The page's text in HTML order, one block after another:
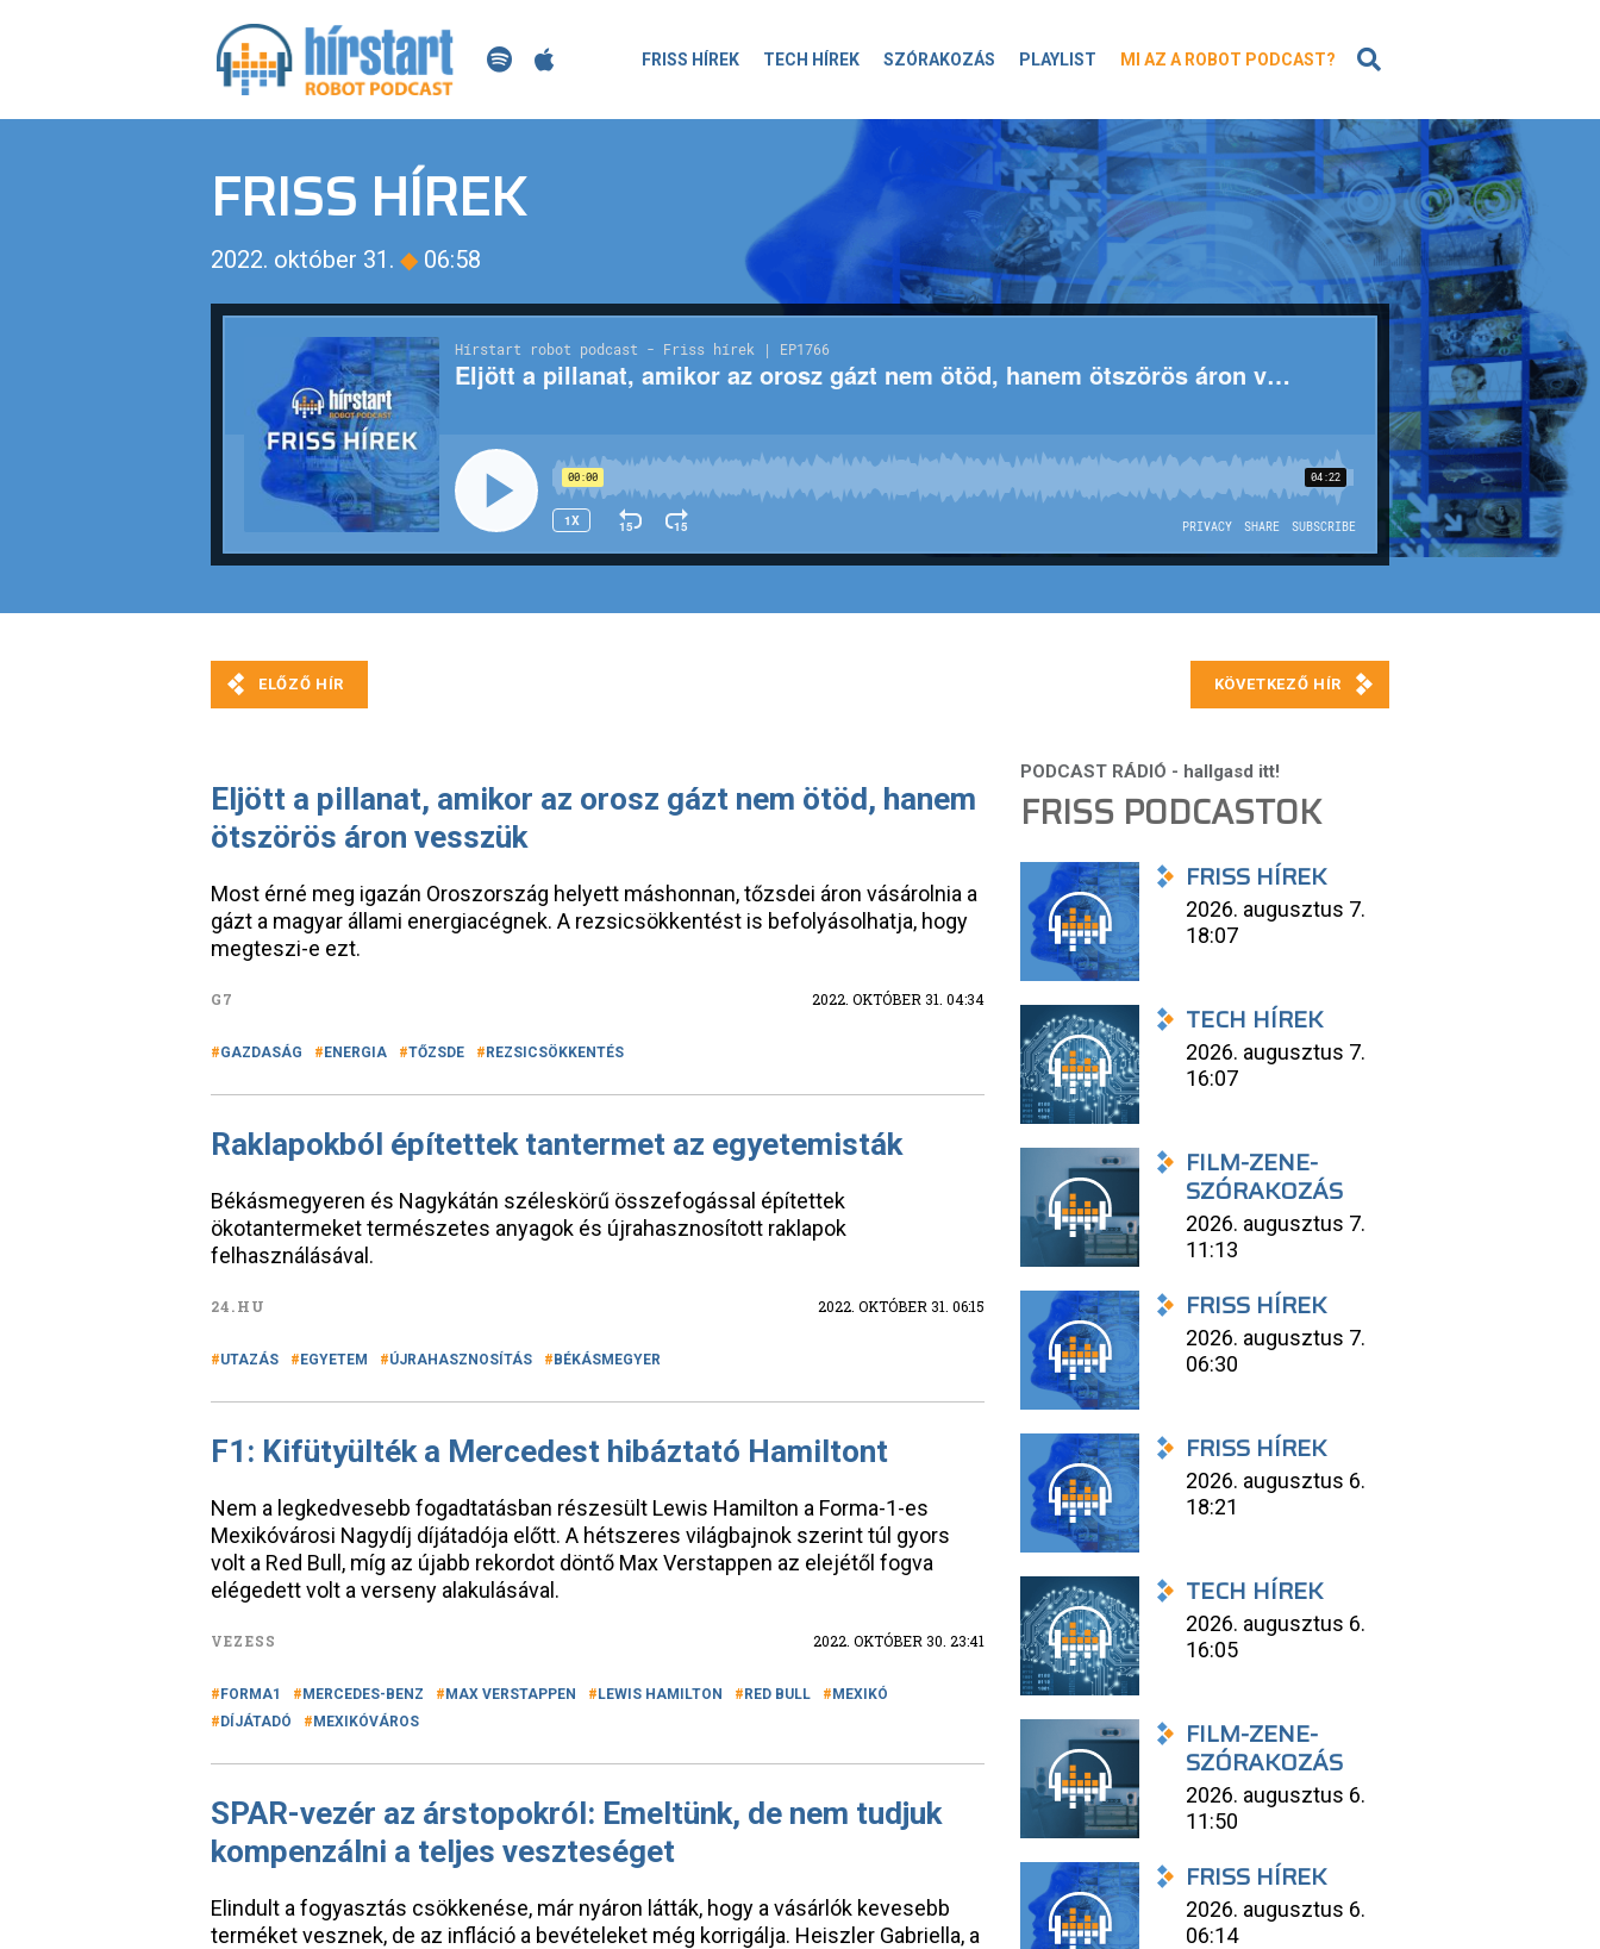
FRISS HÍREK TECH HÍREK SZÓRAKOZÁS PLAYLIST MI AZ A ROBOT PODCAST?
FRISS HÍREK
2022. október 31. ◆ 06:58
Eljött a pillanat, amikor az orosz gázt nem ötöd, hanem
ötszörös áron vesszük
Most érné meg igazán Oroszország helyett máshonnan, tőzsdei áron vásárolnia a
gázt a magyar állami energiacégnek. A rezsicsökkentést is befolyásolhatja, hogy
megteszi-e ezt.
G7 2022. OKTÓBER 31. 04:34
GAZDASÁG ENERGIA TŐZSDE REZSICSÖKKENTÉS
Raklapokból építettek tantermet az egyetemisták
Békásmegyeren és Nagykátán széleskörű összefogással építettek
ökotantermeket természetes anyagok és újrahasznosított raklapok
felhasználásával.
24.HU 2022. OKTÓBER 31. 06:15
UTAZÁS EGYETEM ÚJRAHASZNOSÍTÁS BÉKÁSMEGYER
F1: Kifütyülték a Mercedest hibáztató Hamiltont
Nem a legkedvesebb fogadtatásban részesült Lewis Hamilton a Forma-1-es
Mexikóvárosi Nagydíj díjátadója előtt. A hétszeres világbajnok szerint túl gyors
volt a Red Bull, míg az újabb rekordot döntő Max Verstappen az elejétől fogva
elégedett volt a verseny alakulásával.
VEZESS 2022. OKTÓBER 30. 23:41
FORMA1 MERCEDES-BENZ MAX VERSTAPPEN LEWIS HAMILTON RED BULL
MEXIKÓ
DÍJÁTADÓ
MEXIKÓVÁROS
SPAR-vezér az árstopokról: Emeltünk, de nem tudjuk
kompenzálni a teljes veszteséget
Elindult a fogyasztás csökkenése, már nyáron látták, hogy a vásárlók kevesebb
terméket vesznek, de az infláció a bevételeket még korrigálja. Heiszler Gabriella, a
FRISS PODCASTOK
FRISS HÍREK
2026. augusztus 7.
18:07
TECH HÍREK
2026. augusztus 7.
16:07
FILM-ZENE-
SZÓRAKOZÁS
2026. augusztus 7.
11:13
FRISS HÍREK
2026. augusztus 7.
06:30
FRISS HÍREK
2026. augusztus 6.
18:21
TECH HÍREK
2026. augusztus 6.
16:05
FILM-ZENE-
SZÓRAKOZÁS
2026. augusztus 6.
11:50
FRISS HÍREK
2026. augusztus 6.
06:14